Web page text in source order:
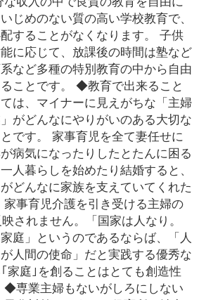
じめのない質の高い学校教育で、
することがなくなります。 子供
に応じて、放課後の時間は塾など
など多種の特別教育の中から自由
ことです。 ◆教育で出来ること
は、マイナーに見えがちな「主婦
がどんなにやりがいのある大切な
です。 家事育児を全て妻任せに
病気になったりしたとたんに困る
人暮らしを始めたり結婚すると、
どんなに家族を支えていてくれた
事育児介護を引き受ける主婦の
されません。「国家は人なり。
庭」というのであるならば、「人
人間の使命」だと実践する優秀な
家庭｣を創ることはとても創造性
◆専業主婦もないがしろにしない